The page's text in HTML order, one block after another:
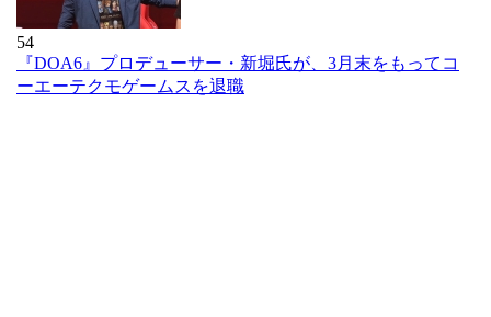
54
『DOA6』プロデューサー・新堀氏が、3月末をもってコ
ーエーテクモゲームスを退職